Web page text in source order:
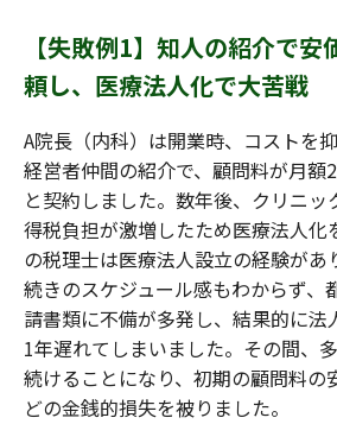
【失敗例1】知人の紹介で
頼し、医療法人化で大苦戦
A院長（内科）は開業時、コストを
経営者仲間の紹介で、顧問料が月額
と契約しました。数年後、クリニ
得税負担が激増したため医療法人化
の税理士は医療法人設立の経験があ
続きのスケジュール感もわからず、
請書類に不備が多発し、結果的に法
1年遅れてしまいました。その間、
続けることになり、初期の顧問料の
どの金銭的損失を被りました。